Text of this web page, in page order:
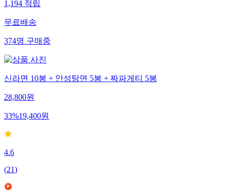
1,194적립
무료배송
374명구매중
신라면 10봉 + 안성탕면 5봉 + 짜파게티 5봉
28,800원
33%19,400원
4.6
(21)